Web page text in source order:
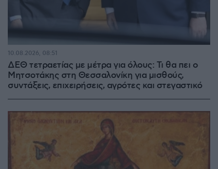
ΔΕΘ τετραετίας με μέτρα για όλους: Τι θα πει ο
Μητσοτάκης στη Θεσσαλονίκη για μισθούς,
συντάξεις, επιχειρήσεις, αγρότες και στεγαστικό
10.08.2026, 08:51